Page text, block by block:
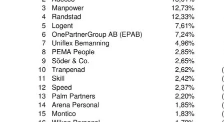
Om oss
Omsättningsstatistik
Webbutik
Mina sidor